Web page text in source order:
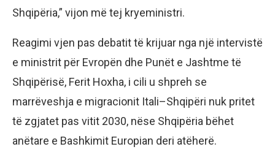
Shqipëria,” vijon më tej kryeministri.
Reagimi vjen pas debatit të krijuar nga një intervistë
e ministrit për Evropën dhe Punët e Jashtme të
Shqipërisë, Ferit Hoxha, i cili u shpreh se
marrëveshja e migracionit Itali–Shqipëri nuk pritet
të zgjatet pas vitit 2030, nëse Shqipëria bëhet
anëtare e Bashkimit Europian deri atëherë.